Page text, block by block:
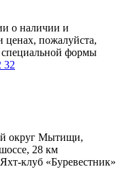
о наличии и
ценах, пожалуйста,
формы
32
округ Мытищи,
28 км
клуб «Буревестник»